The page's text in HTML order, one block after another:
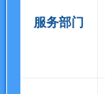
服务部门